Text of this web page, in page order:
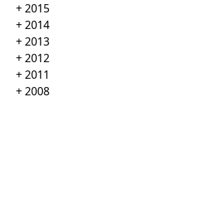
+2015
+2014
+2013
+2012
+2011
+2008